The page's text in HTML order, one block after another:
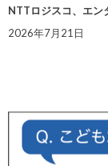
NTTロジスコ、エ
2026年7月21日